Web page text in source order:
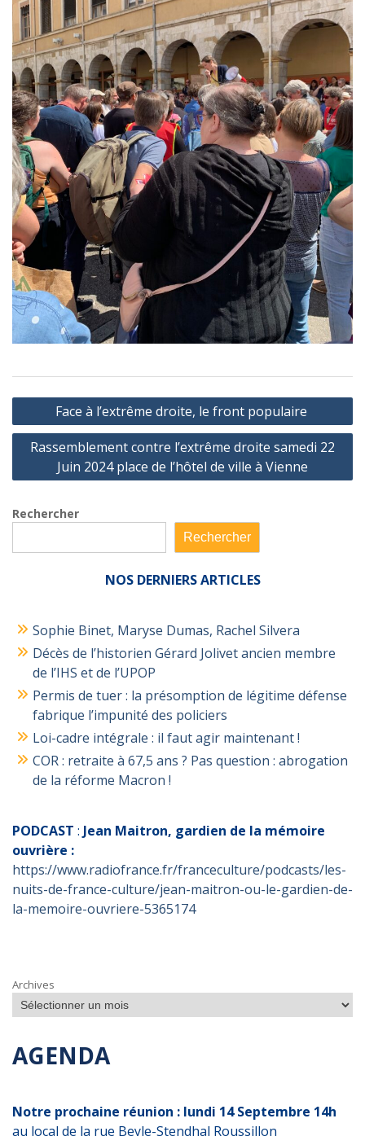
Navigation
de
l’article
Face à l’extrême droite, le front populaire
Rassemblement contre l’extrême droite samedi 22
Juin 2024 place de l’hôtel de ville à Vienne
Rechercher
Rechercher
NOS DERNIERS ARTICLES
Sophie Binet, Maryse Dumas, Rachel Silvera
Décès de l’historien Gérard Jolivet ancien membre
de l’IHS et de l’UPOP
Permis de tuer : la présomption de légitime défense
fabrique l’impunité des policiers
Loi-cadre intégrale : il faut agir maintenant !
COR : retraite à 67,5 ans ? Pas question : abrogation
de la réforme Macron !
PODCAST : Jean Maitron, gardien de la mémoire
ouvrière :
https://www.radiofrance.fr/franceculture/podcasts/les-
nuits-de-france-culture/jean-maitron-ou-le-gardien-de-
la-memoire-ouvriere-5365174
Archives
AGENDA
Notre prochaine réunion : lundi 14 Septembre 14h
au local de la rue Beyle-Stendhal Roussillon